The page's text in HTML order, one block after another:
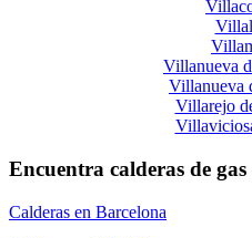
Villanueva
Villanueva
Villarejo
Encuentra calderas de
Calderas en Barcelona